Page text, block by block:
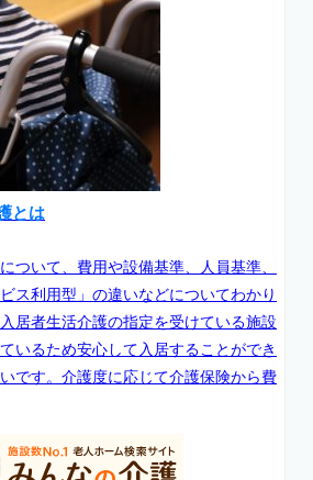
とは
ついて、費用や設備基準、人員基準、
ス利用型」の違いなどについてわかり
居者生活介護の指定を受けている施設
いるため安心して入居することができ
です。介護度に応じて介護保険から費